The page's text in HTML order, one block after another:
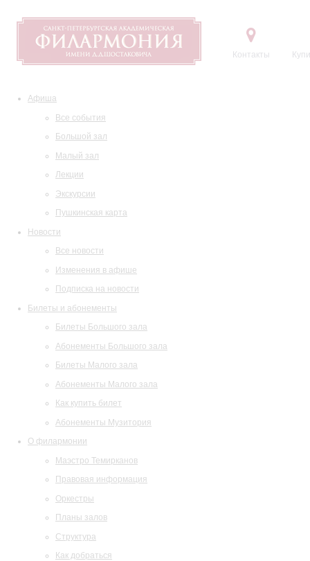
Контакты
Афиша
Все события
Большой зал
Малый зал
Лекции
Экскурсии
Пушкинская карта
Новости
Все новости
Изменения в афише
Подписка на новости
Билеты и абонементы
Билеты Большого зала
Абонементы Большого зала
Билеты Малого зала
Абонементы Малого зала
Как купить билет
Абонементы Музитория
О филармонии
Маэстро Темирканов
Правовая информация
Оркестры
Планы залов
Структура
Как добраться